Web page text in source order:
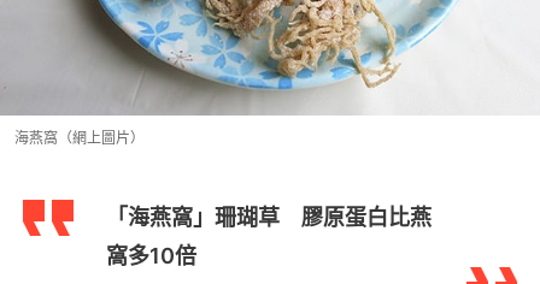
海燕窩（網上圖片）
「海燕窩」珊瑚草 膠原蛋白比燕
窩多10倍